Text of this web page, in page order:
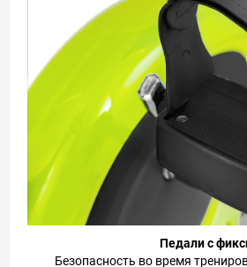
Педали с
Безопасность во время